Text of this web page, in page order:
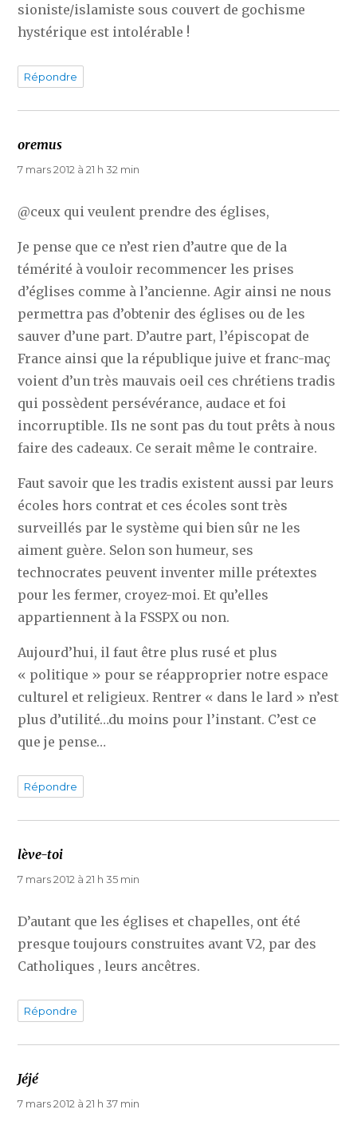
sioniste/islamiste sous couvert de gochisme
hystérique est intolérable !
Répondre
oremus
7 mars 2012 à 21 h 32 min
@ceux qui veulent prendre des églises,
Je pense que ce n’est rien d’autre que de la
témérité à vouloir recommencer les prises
d’églises comme à l’ancienne. Agir ainsi ne nous
permettra pas d’obtenir des églises ou de les
sauver d’une part. D’autre part, l’épiscopat de
France ainsi que la république juive et franc-maç
voient d’un très mauvais oeil ces chrétiens tradis
qui possèdent persévérance, audace et foi
incorruptible. Ils ne sont pas du tout prêts à nous
faire des cadeaux. Ce serait même le contraire.
Faut savoir que les tradis existent aussi par leurs
écoles hors contrat et ces écoles sont très
surveillés par le système qui bien sûr ne les
aiment guère. Selon son humeur, ses
technocrates peuvent inventer mille prétextes
pour les fermer, croyez-moi. Et qu’elles
appartiennent à la FSSPX ou non.
Aujourd’hui, il faut être plus rusé et plus
« politique » pour se réapproprier notre espace
culturel et religieux. Rentrer « dans le lard » n’est
plus d’utilité…du moins pour l’instant. C’est ce
que je pense…
Répondre
lève-toi
7 mars 2012 à 21 h 35 min
D’autant que les églises et chapelles, ont été
presque toujours construites avant V2, par des
Catholiques , leurs ancêtres.
Répondre
Jéjédit :
7 mars 2012 à 21 h 37 min